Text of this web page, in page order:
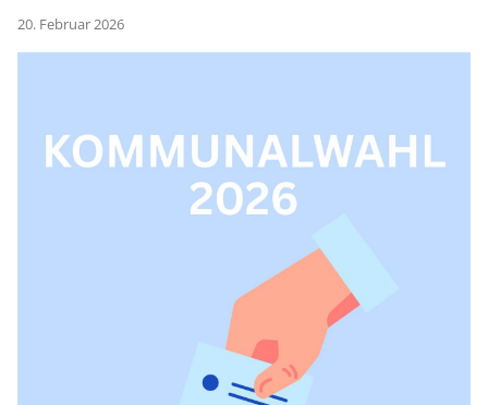
20. Februar 2026